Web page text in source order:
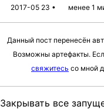
g
a
2017-05 23 менее 1
Данный пост перенесён
Возможны артефакты.
свяжитесь со мной
Закрывать все